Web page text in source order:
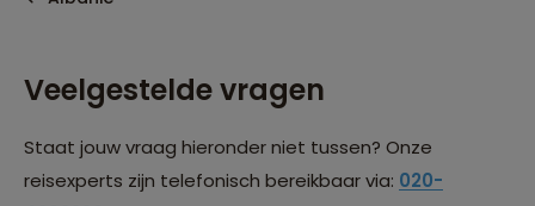
Veelgestelde vragen
Staat jouw vraag hieronder niet tussen? Onze
reisexperts zijn telefonisch bereikbaar via: 020-